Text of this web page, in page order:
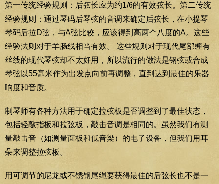
第一传统经验规则：后弦长应为约1/6的有效弦长。第二传统
经验规则：通过琴码后琴弦的音调来确定后弦长，在小提琴
琴码后拉D弦，与A弦比较，应该得到高两个八度的A。这些
经验法则对于羊肠线相当有效。 这些规则对于现代尾部缠有
丝线的现代琴弦却不太好用，所以流行的做法是钢弦或合成
琴弦以55毫米作为出发点向前再调整，直到达到最佳的乐器
响度和音质。
制琴师有各种方法用于确定拉弦板是否调整到了最佳状态，
包括轻敲指板和拉弦板，敲击音调是相同的。虽然我们有测
量敲击音（如测量面板和低音梁）的电子设备，但我们用耳
朵来调整拉弦板。
用可调节的尼龙或不锈钢尾绳要获得最佳的后弦长也不是一